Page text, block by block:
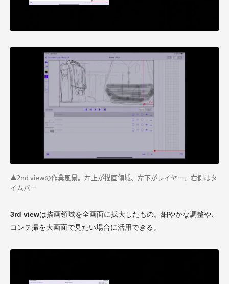
▲2nd viewの作業風景。左上が描画領域、左下がレイヤー、右側はタ
イムバー
3rd viewは描画領域を全画面に拡大したもの。細やかな調整や、
コンテ撮を大画面で見たい場合に活用できる。